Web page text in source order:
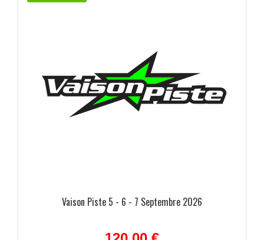
Vaison Piste 5 - 6 - 7 Septembre 2026